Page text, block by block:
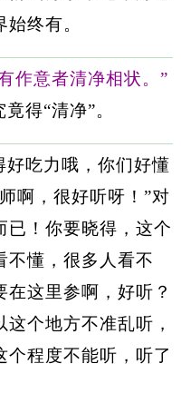
终有。
作意者清净相状。”
得“清净”。
好吃力哦，你们好懂
啊，很好听呀！”对
已！你要晓得，这个
不懂，很多人看不
这里参啊，好听？
个地方不准乱听，
个程度不能听，听了